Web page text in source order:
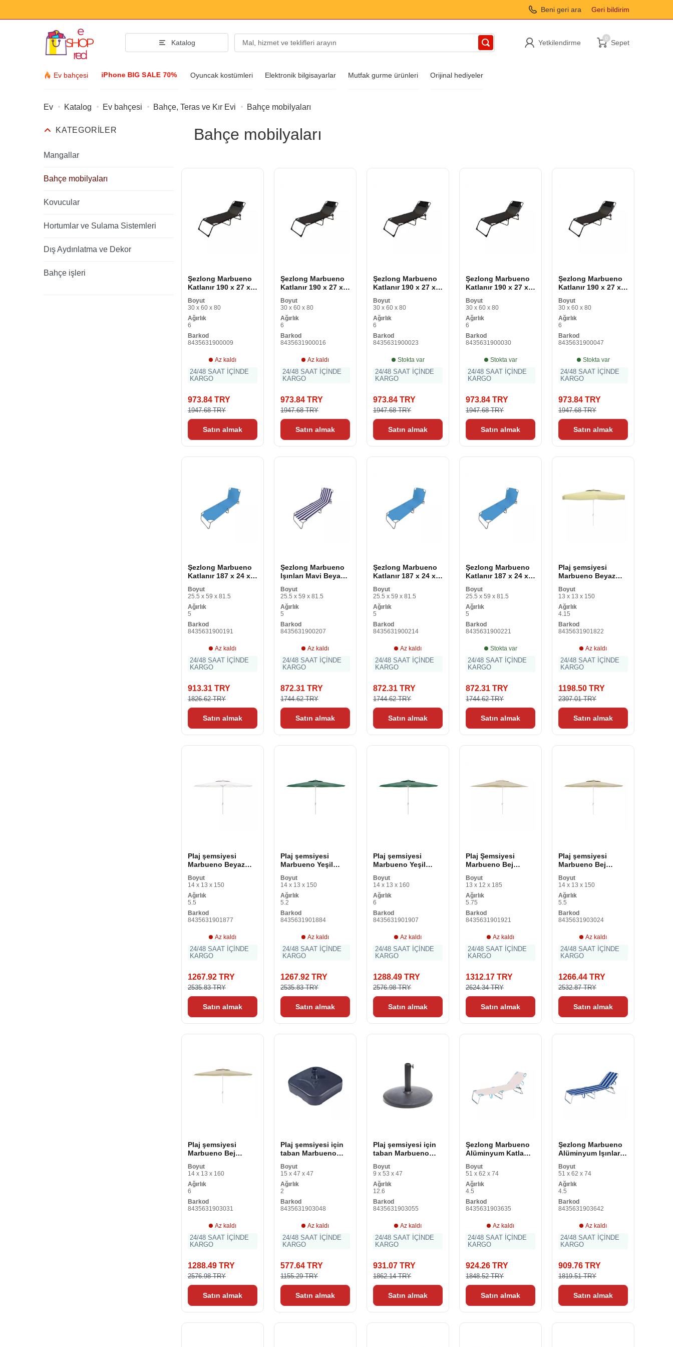
Beni geri ara Geri bildirim
Katalog Yetkilendirme
0
Sepet
Ev bahçesi iPhone BIG SALE 70% Oyuncak kostümleri Elektronik bilgisayarlar Mutfak gurme ürünleri Orijinal hediyeler
Moda aksesuarları
Giyim ve Ayakkabı
Ev Katalog Ev bahçesi Bahçe, Teras ve Kır Evi Bahçe mobilyaları
KATEGORILER
Mangallar
Bahçe mobilyaları
Kovucular
Hortumlar ve Sulama Sistemleri
Dış Aydınlatma ve Dekor
Bahçe işleri
Bahçe mobilyaları
Şezlong Marbueno
Katlanır 190 x 27 x
Boyut
30 x 60 x 80
Ağırlık
6
Barkod
8435631900009
Az kaldı
24/48 SAAT İÇİNDE
KARGO
973.84 TRY
1947.68 TRY
Satın almak
Şezlong Marbueno
Katlanır 190 x 27 x
Boyut
30 x 60 x 80
Ağırlık
6
Barkod
8435631900016
Az kaldı
24/48 SAAT İÇİNDE
KARGO
973.84 TRY
1947.68 TRY
Satın almak
Şezlong Marbueno
Katlanır 190 x 27 x
Boyut
30 x 60 x 80
Ağırlık
6
Barkod
8435631900023
Stokta var
24/48 SAAT İÇİNDE
KARGO
973.84 TRY
1947.68 TRY
Satın almak
Şezlong Marbueno
Katlanır 190 x 27 x
Boyut
30 x 60 x 80
Ağırlık
6
Barkod
8435631900030
Stokta var
24/48 SAAT İÇİNDE
KARGO
973.84 TRY
1947.68 TRY
Satın almak
Şezlong Marbueno
Katlanır 190 x 27 x
Boyut
30 x 60 x 80
Ağırlık
6
Barkod
8435631900047
Stokta var
24/48 SAAT İÇİNDE
KARGO
973.84 TRY
1947.68 TRY
Satın almak
Şezlong Marbueno
Katlanır 187 x 24 x
Boyut
25.5 x 59 x 81.5
Ağırlık
5
Barkod
8435631900191
Az kaldı
24/48 SAAT İÇİNDE
KARGO
913.31 TRY
1826.62 TRY
Satın almak
Şezlong Marbueno
Işınları Mavi Beyaz
Boyut
25.5 x 59 x 81.5
Ağırlık
5
Barkod
8435631900207
Az kaldı
24/48 SAAT İÇİNDE
KARGO
872.31 TRY
1744.62 TRY
Satın almak
Şezlong Marbueno
Katlanır 187 x 24 x
Boyut
25.5 x 59 x 81.5
Ağırlık
5
Barkod
8435631900214
Az kaldı
24/48 SAAT İÇİNDE
KARGO
872.31 TRY
1744.62 TRY
Satın almak
Şezlong Marbueno
Katlanır 187 x 24 x
Boyut
25.5 x 59 x 81.5
Ağırlık
5
Barkod
8435631900221
Stokta var
24/48 SAAT İÇİNDE
KARGO
872.31 TRY
1744.62 TRY
Satın almak
Plaj şemsiyesi
Marbueno Beyaz
Alüminyum Ø 270
Boyut
13 x 13 x 150
Ağırlık
4.15
Barkod
8435631901822
Az kaldı
24/48 SAAT İÇİNDE
KARGO
1198.50 TRY
2397.01 TRY
Satın almak
Plaj şemsiyesi
Marbueno Beyaz
270 cm
Boyut
14 x 13 x 150
Ağırlık
5.5
Barkod
8435631901877
Az kaldı
24/48 SAAT İÇİNDE
KARGO
1267.92 TRY
2535.83 TRY
Satın almak
Plaj şemsiyesi
Marbueno Yeşil
270 cm
Boyut
14 x 13 x 150
Ağırlık
5.2
Barkod
8435631901884
Az kaldı
24/48 SAAT İÇİNDE
KARGO
1267.92 TRY
2535.83 TRY
Satın almak
Plaj şemsiyesi
Marbueno Yeşil
300 cm
Boyut
14 x 13 x 160
Ağırlık
6
Barkod
8435631901907
Az kaldı
24/48 SAAT İÇİNDE
KARGO
1288.49 TRY
2576.98 TRY
Satın almak
Plaj Şemsiyesi
Marbueno Bej
x 300 cm
Boyut
13 x 12 x 185
Ağırlık
5.75
Barkod
8435631901921
Az kaldı
24/48 SAAT İÇİNDE
KARGO
1312.17 TRY
2624.34 TRY
Satın almak
Plaj şemsiyesi
Marbueno Bej
270 cm
Boyut
14 x 13 x 150
Ağırlık
5.5
Barkod
8435631903024
Az kaldı
24/48 SAAT İÇİNDE
KARGO
1266.44 TRY
2532.87 TRY
Satın almak
Plaj şemsiyesi
Marbueno Bej
300 cm
Boyut
14 x 13 x 160
Ağırlık
6
Barkod
8435631903031
Az kaldı
24/48 SAAT İÇİNDE
KARGO
1288.49 TRY
2576.98 TRY
Satın almak
Plaj şemsiyesi için
taban Marbueno
14 x 45 cm
Boyut
15 x 47 x 47
Ağırlık
2
Barkod
8435631903048
Az kaldı
24/48 SAAT İÇİNDE
KARGO
577.64 TRY
1155.29 TRY
Satın almak
Plaj şemsiyesi için
taban Marbueno
33 x 44 cm
Boyut
9 x 53 x 47
Ağırlık
12.6
Barkod
8435631903055
Az kaldı
24/48 SAAT İÇİNDE
KARGO
931.07 TRY
1862.14 TRY
Satın almak
Şezlong Marbueno
Alüminyum Katlama
Boyut
51 x 62 x 74
Ağırlık
4.5
Barkod
8435631903635
Az kaldı
24/48 SAAT İÇİNDE
KARGO
924.26 TRY
1848.52 TRY
Satın almak
Şezlong Marbueno
Alüminyum Işınları
x 58 cm
Boyut
51 x 62 x 74
Ağırlık
4.5
Barkod
8435631903642
Az kaldı
24/48 SAAT İÇİNDE
KARGO
909.76 TRY
1819.51 TRY
Satın almak